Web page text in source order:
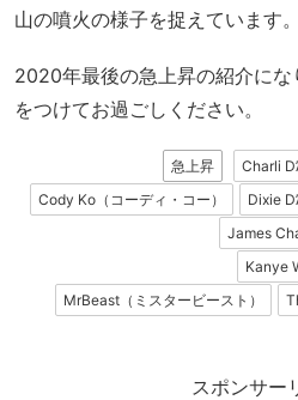
山の噴火の様子を捉えています。
2020年最後の急上昇の紹介に
をつけてお過ごしください。
急上昇
Charli
Cody Ko（コーディ・コー）
Dixie
James
Kanye
MrBeast（ミスタービースト）
スポンサー